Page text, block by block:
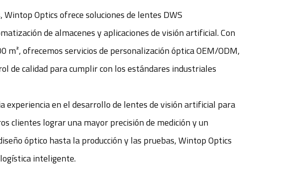
Optics ofrece soluciones de lentes DWS
de almacenes y aplicaciones de visión artificial. Con
ofrecemos servicios de personalización óptica OEM/ODM,
de calidad para cumplir con los estándares industriales
experiencia en el desarrollo de lentes de visión artificial para
clientes lograr una mayor precisión de medición y un
óptico hasta la producción y las pruebas, Wintop Optics
inteligente.